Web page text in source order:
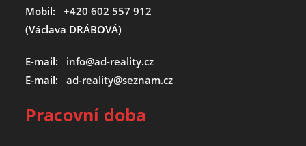
Mobil:+420 602 557 912
(Václava DRÁBOVÁ)
E-mail: info@ad-reality.cz
E-mail:ad-reality@seznam.cz
Pracovní doba